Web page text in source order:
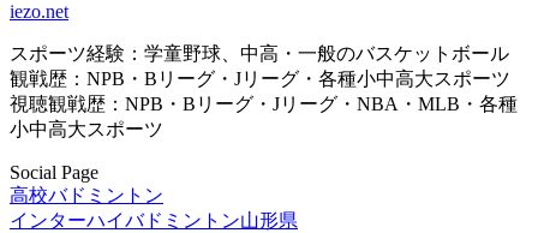
iezo.net
スポーツ経験：学童野球、中高・一般のバスケットボール
観戦歴：NPB・Bリーグ・Jリーグ・各種小中高大スポーツ
視聴観戦歴：NPB・Bリーグ・Jリーグ・NBA・MLB・各種
小中高大スポーツ
Social Page
高校バドミントン
インターハイバドミントン山形県